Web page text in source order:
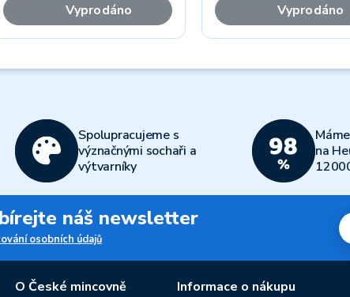
Vyprodáno Vyprodáno
Spolupracujeme s
význačnými sochaři a
výtvarníky
na
náš newsletter
osobních údajů
O České mincovně Informace o nákupu